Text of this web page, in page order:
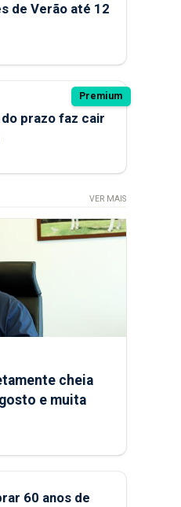
de Verão até 12
Premium
prazo faz cair
VER MAIS
cheia
e muita
60 anos de